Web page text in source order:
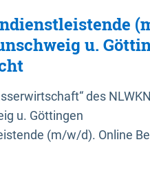
u.
des
u. Göttingen
(m/w/d). Online